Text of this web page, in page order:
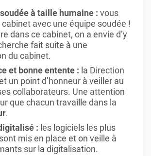
à taille humaine : vous
avec une équipe soudée !
dans ce cabinet, on a envie d’y
fait suite à une
du cabinet.
et bonne entente : la Direction
un point d’honneur à veiller au
collaborateurs. Une attention
que chacun travaille dans la
.
: les logiciels les plus
mis en place et on veille à
sur la digitalisation.